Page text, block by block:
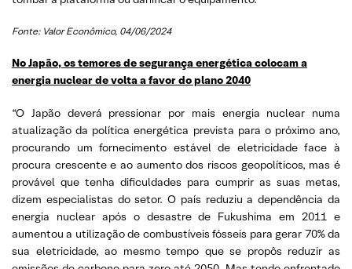
Fonte: Valor Econômico, 04/06/2024
No Japão, os temores de segurança energética colocam a
energia nuclear de volta a favor do plano 2040
“O Japão deverá pressionar por mais energia nuclear numa
atualização da política energética prevista para o próximo ano,
procurando um fornecimento estável de eletricidade face à
procura crescente e ao aumento dos riscos geopolíticos, mas é
provável que tenha dificuldades para cumprir as suas metas,
dizem especialistas do setor. O país reduziu a dependência da
energia nuclear após o desastre de Fukushima em 2011 e
aumentou a utilização de combustíveis fósseis para gerar 70% da
sua eletricidade, ao mesmo tempo que se propôs reduzir as